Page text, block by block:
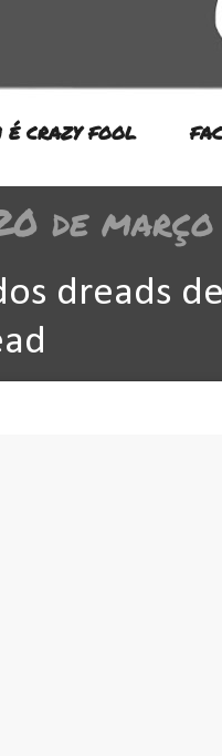
É CRAZY FOOL
de março
dreads